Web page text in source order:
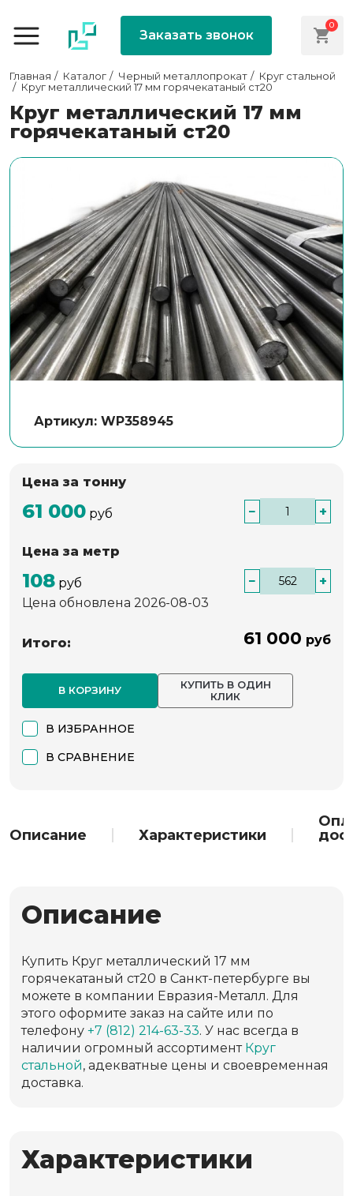
Заказать звонок
0
Главная Каталог Черный металлопрокат
Круг стальной
Круг металлический 17 мм горячекатаный ст20
Круг металлический 17 мм
горячекатаный ст20
Артикул: WP358945
Цена за тонну
61 000 руб − +
Цена за метр
108 руб −
+
Цена обновлена 2026-08-03
Итого: 61 000 руб
В КОРЗИНУ
КУПИТЬ В ОДИН
КЛИК
В ИЗБРАННОЕ
В СРАВНЕНИЕ
Описание Характеристики
Описание
Купить Круг металлический 17 мм
горячекатаный ст20 в Санкт-петербурге вы
можете в компании Евразия-Металл. Для
этого оформите заказ на сайте или по
телефону +7 (812) 214-63-33. У нас всегда в
наличии огромный ассортимент Круг
стальной, адекватные цены и своевременная
доставка.
Характеристики